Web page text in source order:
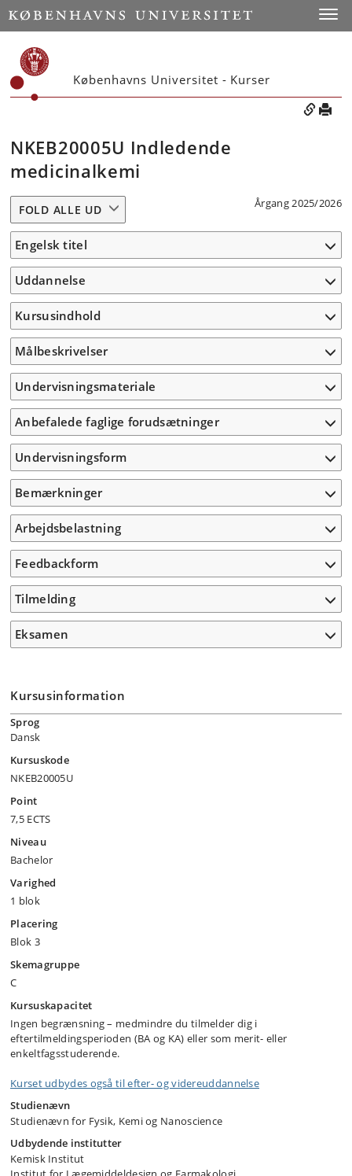
Københavns Universitet - Kurser
NKEB20005U Indledende
medicinalkemi
Årgang 2025/2026
FOLD ALLE UD
Engelsk titel
Uddannelse
Kursusindhold
Målbeskrivelser
Undervisningsmateriale
Anbefalede faglige forudsætninger
Undervisningsform
Bemærkninger
Arbejdsbelastning
Feedbackform
Tilmelding
Eksamen
Kursusinformation
Sprog
Dansk
Kursuskode
NKEB20005U
Point
7,5 ECTS
Niveau
Bachelor
Varighed
1 blok
Placering
Blok 3
Skemagruppe
C
Kursuskapacitet
Ingen begrænsning – medmindre du tilmelder dig i
eftertilmeldingsperioden (BA og KA) eller som merit- eller
enkeltfagsstuderende.
Kurset udbydes også til efter- og videreuddannelse
Studienævn
Studienævn for Fysik, Kemi og Nanoscience
Udbydende institutter
Kemisk Institut